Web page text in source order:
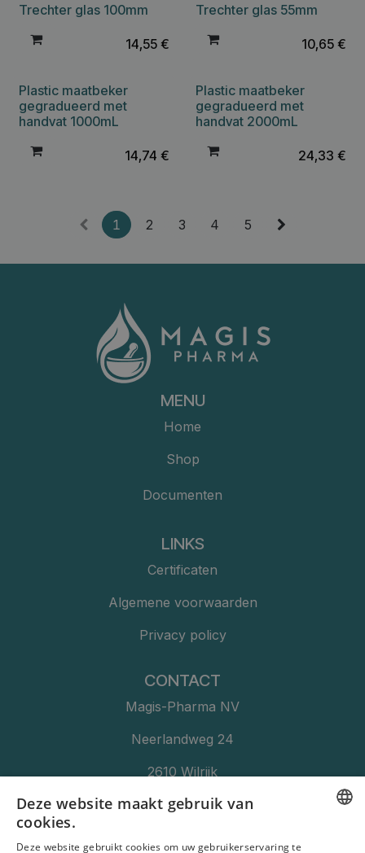
Trechter glas 100mm
14,55€
Trechter glas 55mm
10,65€
Plastic maatbeker
gegradueerd met
handvat 1000mL
14,74 €
Plastic maatbeker
gegradueerd met
handvat 2000mL
24,33 €
1 2 3 4 5
MENU
Home
Shop
Documenten
LINKS
Certificaten
Algemene voorwaarden
Privacy policy
CONTACT
Magis-Pharma NV
Neerlandweg 24
2610 Wilrijk​​​
+32 (3) 457 11 76
Deze website maakt gebruik van
cookies.
Deze website gebruikt cookies om uw gebruikerservaring te